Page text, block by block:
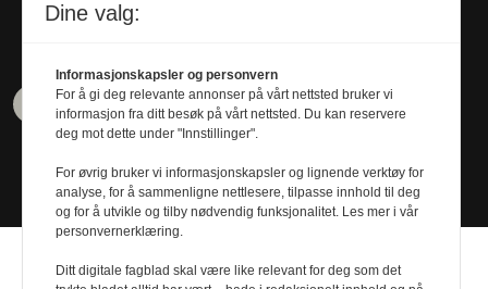
Dine valg:
Informasjonskapsler og personvern
For å gi deg relevante annonser på vårt nettsted bruker vi
informasjon fra ditt besøk på vårt nettsted. Du kan reservere
deg mot dette under "Innstillinger".
For øvrig bruker vi informasjonskapsler og lignende verktøy for
analyse, for å sammenligne nettlesere, tilpasse innhold til deg
og for å utvikle og tilby nødvendig funksjonalitet. Les mer i vår
personvernerklæring.
Ditt digitale fagblad skal være like relevant for deg som det